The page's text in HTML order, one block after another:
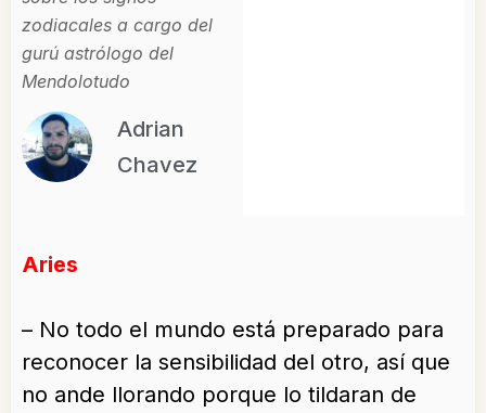
zodiacales a cargo del
gurú astrólogo del
Mendolotudo
Adrian
Chavez
Aries
– No todo el mundo está preparado para
reconocer la sensibilidad del otro, así que
no ande llorando porque lo tildaran de